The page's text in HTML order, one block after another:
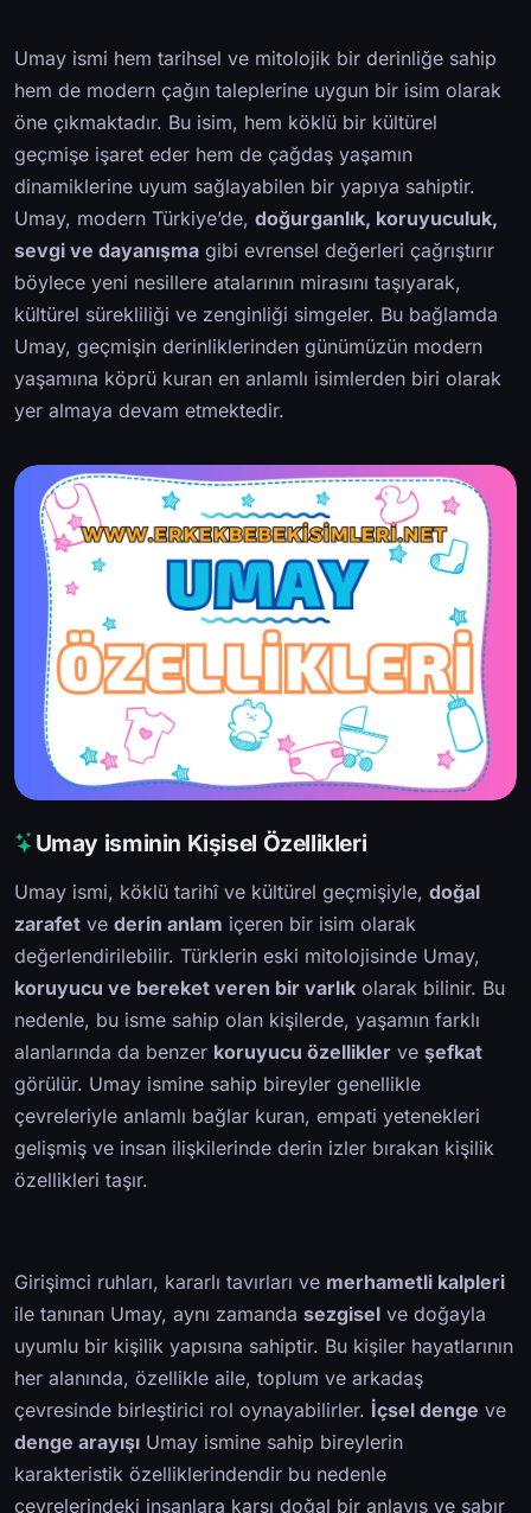
Umay ismi hem tarihsel ve mitolojik bir derinliğe sahip
hem de modern çağın taleplerine uygun bir isim olarak
öne çıkmaktadır. Bu isim, hem köklü bir kültürel
geçmişe işaret eder hem de çağdaş yaşamın
dinamiklerine uyum sağlayabilen bir yapıya sahiptir.
Umay, modern Türkiye’de, doğurganlık, koruyuculuk,
sevgi ve dayanışma gibi evrensel değerleri çağrıştırır
böylece yeni nesillere atalarının mirasını taşıyarak,
kültürel sürekliliği ve zenginliği simgeler. Bu bağlamda
Umay, geçmişin derinliklerinden günümüzün modern
yaşamına köprü kuran en anlamlı isimlerden biri olarak
yer almaya devam etmektedir.
Umay isminin Kişisel Özellikleri
Umay ismi, köklü tarihî ve kültürel geçmişiyle, doğal
zarafet ve derin anlam içeren bir isim olarak
değerlendirilebilir. Türklerin eski mitolojisinde Umay,
koruyucu ve bereket veren bir varlık olarak bilinir. Bu
nedenle, bu isme sahip olan kişilerde, yaşamın farklı
alanlarında da benzer koruyucu özellikler ve şefkat
görülür. Umay ismine sahip bireyler genellikle
çevreleriyle anlamlı bağlar kuran, empati yetenekleri
gelişmiş ve insan ilişkilerinde derin izler bırakan kişilik
özellikleri taşır.
Girişimci ruhları, kararlı tavırları ve merhametli kalpleri
ile tanınan Umay, aynı zamanda sezgisel ve doğayla
uyumlu bir kişilik yapısına sahiptir. Bu kişiler hayatlarının
her alanında, özellikle aile, toplum ve arkadaş
çevresinde birleştirici rol oynayabilirler. İçsel denge ve
denge arayışı Umay ismine sahip bireylerin
karakteristik özelliklerindendir bu nedenle
çevrelerindeki insanlara karşı doğal bir anlayış ve sabır